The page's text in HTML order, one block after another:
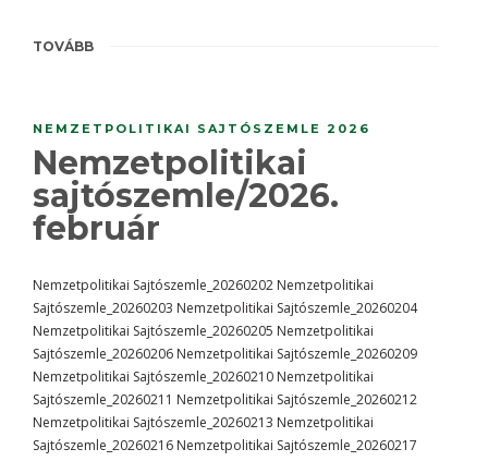
TOVÁBB
NEMZETPOLITIKAI SAJTÓSZEMLE 2026
Nemzetpolitikai
sajtószemle/2026.
február
Nemzetpolitikai Sajtószemle_20260202 Nemzetpolitikai
Sajtószemle_20260203 Nemzetpolitikai Sajtószemle_20260204
Nemzetpolitikai Sajtószemle_20260205 Nemzetpolitikai
Sajtószemle_20260206 Nemzetpolitikai Sajtószemle_20260209
Nemzetpolitikai Sajtószemle_20260210 Nemzetpolitikai
Sajtószemle_20260211 Nemzetpolitikai Sajtószemle_20260212
Nemzetpolitikai Sajtószemle_20260213 Nemzetpolitikai
Sajtószemle_20260216 Nemzetpolitikai Sajtószemle_20260217